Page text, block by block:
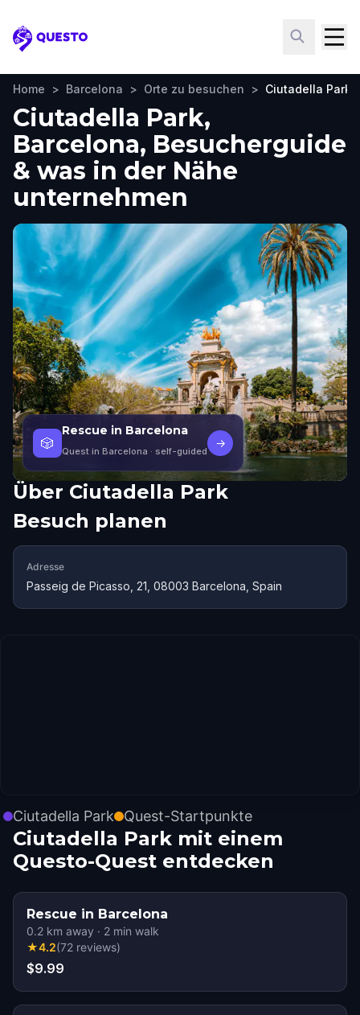
Questo
Home > Barcelona > Orte zu besuchen > Ciutadella Park
Ciutadella Park,
Barcelona, Besucherguide
& was in der Nähe
unternehmen
🎲
Rescue in Barcelona
Quest in Barcelona · self-guided
→
Über Ciutadella Park
Besuch planen
Adresse
Passeig de Picasso, 21, 08003 Barcelona, Spain
Ciutadella Park Quest-Startpunkte
Ciutadella Park mit einem
Questo-Quest entdecken
Rescue in Barcelona
0.2 km away · 2 min walk
★4.2(72 reviews)
$9.99